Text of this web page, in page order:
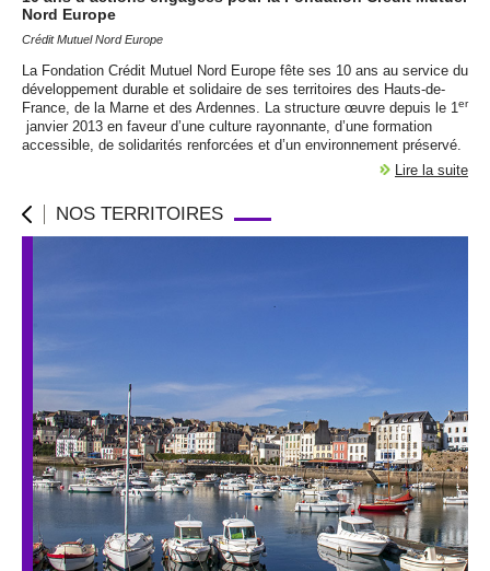
Nord Europe
Crédit Mutuel Nord Europe
La Fondation Crédit Mutuel Nord Europe fête ses 10 ans au service du
développement durable et solidaire de ses territoires des Hauts-de-
France, de la Marne et des Ardennes. La structure œuvre depuis le 1er
janvier 2013 en faveur d’une culture rayonnante, d’une formation
accessible, de solidarités renforcées et d’un environnement préservé.
Lire la suite
NOS TERRITOIRES